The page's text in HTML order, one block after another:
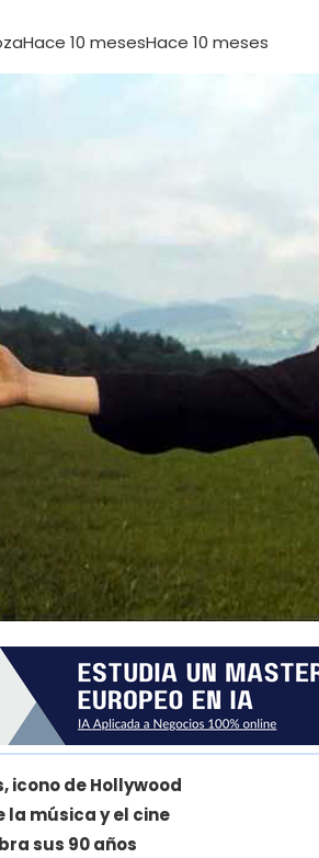
Hace 10 mesesHace 10 meses
icono de Hollywood
la música y el cine
sus 90 años